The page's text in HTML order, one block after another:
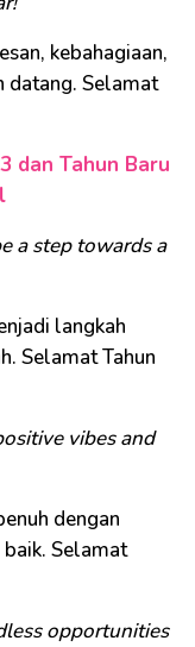
kebahagiaan,
datang. Selamat
dan Tahun Baru
a step towards a
langkah
Selamat Tahun
vibes and
dengan
Selamat
opportunities